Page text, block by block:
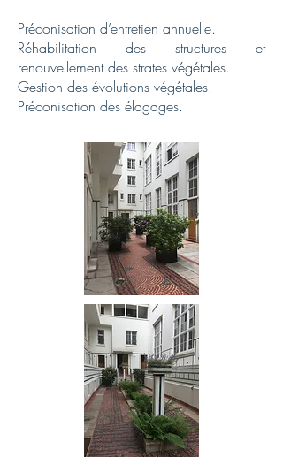
Préconisation d’entretien annuelle.
Réhabilitation des structures et
renouvellement des strates végétales.
Gestion des évolutions végétales.
Préconisation des élagages.